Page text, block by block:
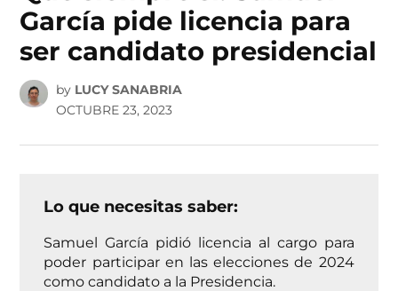
García pide licencia para
ser candidato presidencial
by LUCY SANABRIA
OCTUBRE 23, 2023
Lo que necesitas saber:
Samuel García pidió licencia al cargo para
poder participar en las elecciones de 2024
como candidato a la Presidencia.